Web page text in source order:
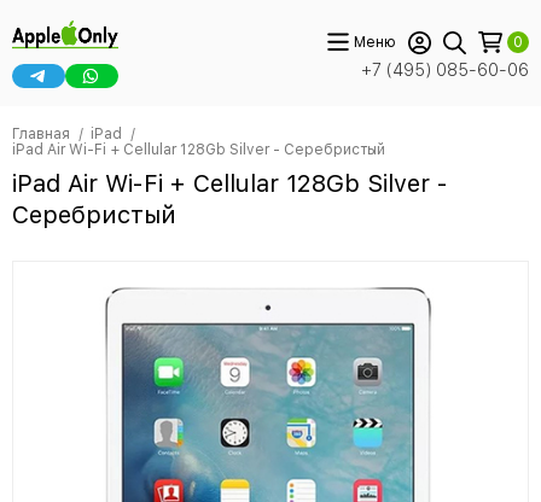
+7 (495) 085-60-06
Меню 0
Главная
iPad
iPad Air Wi-Fi + Cellular 128Gb Silver - Серебристый
iPad Air Wi-Fi + Cellular 128Gb Silver -
Серебристый